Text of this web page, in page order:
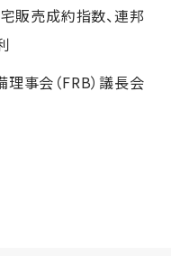
販売成約指数、連邦
事会（FRB）議長会